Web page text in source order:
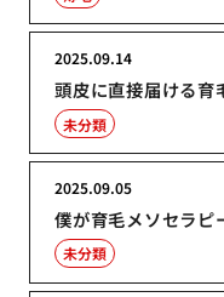
頭皮に直接届ける育
2025.09.14
未分類
僕が育毛メソセラピ
2025.09.05
未分類